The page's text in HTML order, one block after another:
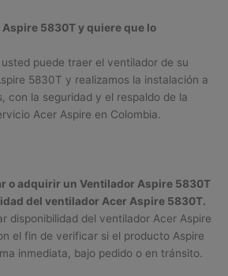
5830T y quiere que lo
puede traer el ventilador de su
5830T y realizamos la instalación a
con la seguridad y el respaldo de la
Acer Aspire en Colombia.
o adquirir un Ventilador Aspire 5830T
del ventilador Acer Aspire 5830T.
disponibilidad del ventilador Acer Aspire
el fin de verificar si el producto Aspire
inmediata, bajo pedido o en tránsito.